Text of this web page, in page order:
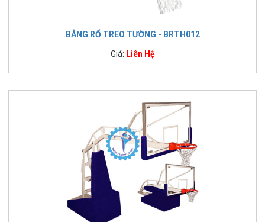
BẢNG RỔ TREO TƯỜNG - BRTH012
Giá: Liên Hệ